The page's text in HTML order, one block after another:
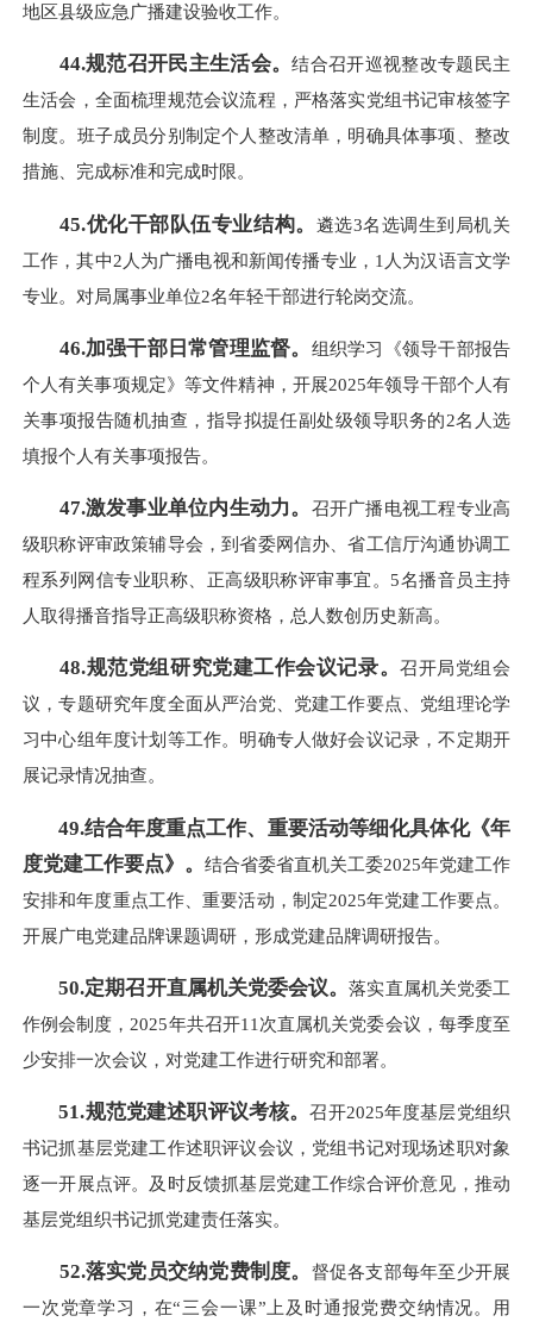
地区县级应急广播建设验收工作。
44.规范召开民主生活会。结合召开巡视整改专题民主
生活会，全面梳理规范会议流程，严格落实党组书记审核签字
制度。班子成员分别制定个人整改清单，明确具体事项、整改
措施、完成标准和完成时限。
45.优化干部队伍专业结构。 遴选3名选调生到局机关
工作，其中2人为广播电视和新闻传播专业，1人为汉语言文学
专业。对局属事业单位2名年轻干部进行轮岗交流。
46.加强干部日常管理监督。 组织学习《领导干部报告
个人有关事项规定》等文件精神，开展2025年领导干部个人有
关事项报告随机抽查，指导拟提任副处级领导职务的2名人选
填报个人有关事项报告。
47.激发事业单位内生动力。 召开广播电视工程专业高
级职称评审政策辅导会，到省委网信办、省工信厅沟通协调工
程系列网信专业职称、正高级职称评审事宜。5名播音员主持
人取得播音指导正高级职称资格，总人数创历史新高。
48.规范党组研究党建工作会议记录。召开局党组会
议，专题研究年度全面从严治党、党建工作要点、党组理论学
习中心组年度计划等工作。明确专人做好会议记录，不定期开
展记录情况抽查。
49.结合年度重点工作、重要活动等细化具体化《年
度党建工作要点》。 结合省委省直机关工委2025年党建工作
安排和年度重点工作、重要活动，制定2025年党建工作要点。
开展广电党建品牌课题调研，形成党建品牌调研报告。
50.定期召开直属机关党委会议。落实直属机关党委工
作例会制度，2025年共召开11次直属机关党委会议，每季度至
少安排一次会议，对党建工作进行研究和部署。
51.规范党建述职评议考核。召开2025年度基层党组织
书记抓基层党建工作述职评议会议，党组书记对现场述职对象
逐一开展点评。及时反馈抓基层党建工作综合评价意见，推动
基层党组织书记抓党建责任落实。
52.落实党员交纳党费制度。 督促各支部每年至少开展
一次党章学习，在“三会一课”上及时通报党费交纳情况。用